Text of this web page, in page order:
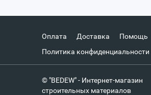
Оплата Доставка Помощь
Политика конфиденциальности
© "BEDEW" - Интернет-магазин
строительных материалов